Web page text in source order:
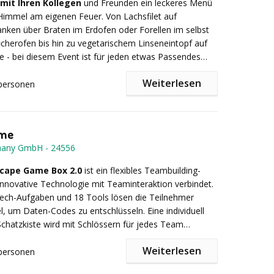
nach Ingelheim (ca. 13 Kilometer) oder
Bingen (ca. 10 Kilometer)
oder eine Extraportion Team-Challenge -
Programmbausteine sorgen für Kurzweil
unbeschwertes Erlebnis
- Verantwortungsvolle Streckenplanung,
Logistik und müllfreie Verpflegung
Ihren Kollegen und Freunden ein leckeres Menü
am eigenen Feuer. Von Lachsfilet auf
über Braten im Erdofen oder Forellen im selbst
bis hin zu vegetarischem Linseneintopf auf
- bei diesem Event ist für jeden etwas Passendes
Lernen Sie gemeinsam viele interessante
Aktionen je nach Belieben erweitert werden.
Konzeption und Durchführung der Veranstaltung -
professionelles Personal - Beschaffung aller
Kochutensilien - Material -
Preise: ab 89€ p.P. inkl. Mwst.
Weiterlesen
GmbH - 24556
Game Box 2.0 ist ein flexibles Teambuilding-
Technologie mit Teaminteraktion verbindet.
Aufgaben und 18 Tools lösen die Teilnehmer
um Daten-Codes zu entschlüsseln. Eine individuell
wird mit Schlössern für jedes Team
Truhe geöffnet werden - Spannung bis zum Ende! Es
Weiterlesen